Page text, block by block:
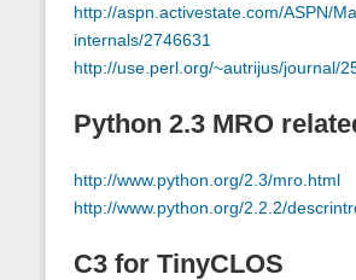
http://aspn.activestate.com/ASPN/
internals/2746631
http://use.perl.org/~autrijus/journal/
Python 2.3 MRO
http://www.python.org/2.3/mro.html
http://www.python.org/2.2.2/
C3 for TinyCLOS